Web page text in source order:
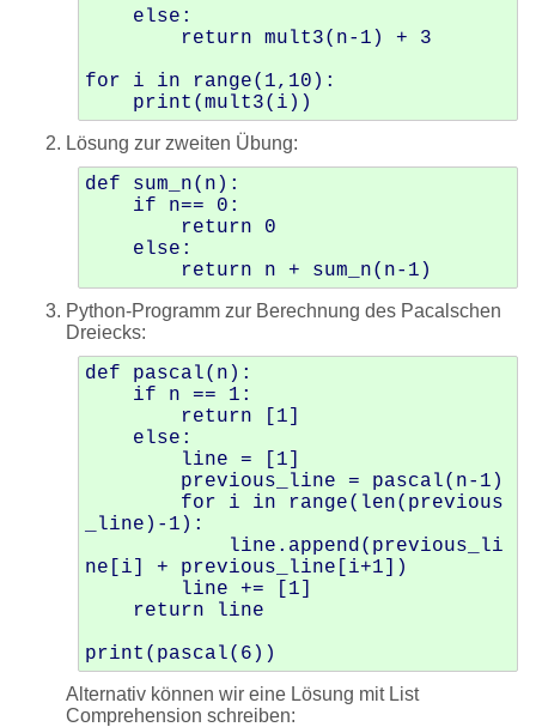
for i in range(1,10):
Lösung zur zweiten Übung:
def sum_n(n):
Python-Programm zur Berechnung des Pacalschen
Dreiecks:
def pascal(n):
_line)-1):
ne[i] + previous_line[i+1])
Alternativ können wir eine Lösung mit List
Comprehension schreiben: